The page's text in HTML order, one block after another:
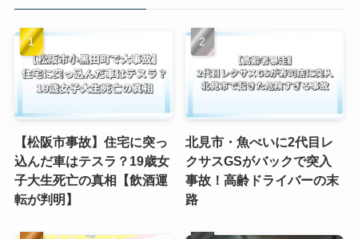
【松阪市事故】住宅に突っ
込んだ車はテスラ？19歳女
子大生死亡の真相【飲酒運
転が判明】
北見市・魚べいに2代目レ
クサスGSがバックで突入
事故！高齢ドライバーの末
路